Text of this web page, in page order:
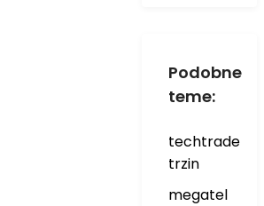
Podobne
teme:
techtrade
trzin
megatel